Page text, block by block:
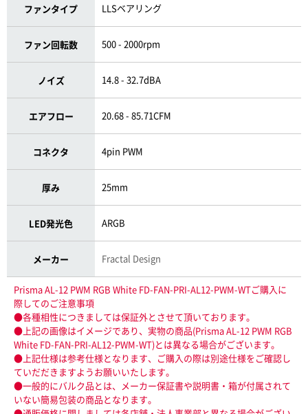
ファンタイプ LLSベアリング
ファン回転数 500 - 2000rpm
ノイズ 14.8 - 32.7dBA
エアフロー 20.68 - 85.71CFM
コネクタ 4pin PWM
厚み 25mm
LED発光色 ARGB
メーカー Fractal Design
Prisma AL-12 PWM RGB White FD-FAN-PRI-AL12-PWM-WTご購入に
際してのご注意事項
●各種相性につきましては保証外とさせて頂いております。
●上記の画像はイメージであり、実物の商品(Prisma AL-12 PWM RGB
White FD-FAN-PRI-AL12-PWM-WT)とは異なる場合がございます。
●上記仕様は参考仕様となります、ご購入の際は別途仕様をご確認し
ていだだきますようお願いいたします。
●一般的にバルク品とは、メーカー保証書や説明書・箱が付属されて
いない簡易包装の商品となります。